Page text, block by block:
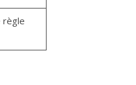
règle